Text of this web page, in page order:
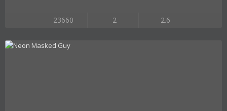
23660 2 2.6